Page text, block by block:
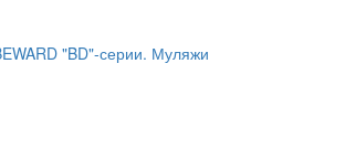
"BD"-серии. Муляжи